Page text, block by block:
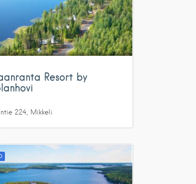
Resort by
224 Mikkeli